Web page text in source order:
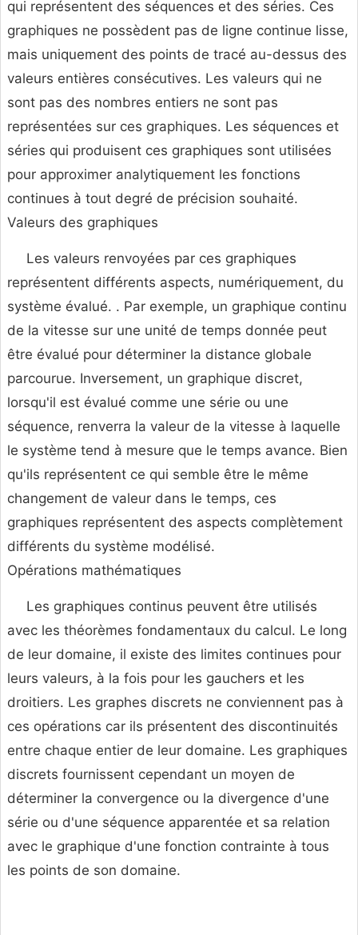
qui représentent des séquences et des séries. Ces
graphiques ne possèdent pas de ligne continue lisse,
mais uniquement des points de tracé au-dessus des
valeurs entières consécutives. Les valeurs qui ne
sont pas des nombres entiers ne sont pas
représentées sur ces graphiques. Les séquences et
séries qui produisent ces graphiques sont utilisées
pour approximer analytiquement les fonctions
continues à tout degré de précision souhaité.
Valeurs des graphiques
Les valeurs renvoyées par ces graphiques
représentent différents aspects, numériquement, du
système évalué. . Par exemple, un graphique continu
de la vitesse sur une unité de temps donnée peut
être évalué pour déterminer la distance globale
parcourue. Inversement, un graphique discret,
lorsqu'il est évalué comme une série ou une
séquence, renverra la valeur de la vitesse à laquelle
le système tend à mesure que le temps avance. Bien
qu'ils représentent ce qui semble être le même
changement de valeur dans le temps, ces
graphiques représentent des aspects complètement
différents du système modélisé.
Opérations mathématiques
Les graphiques continus peuvent être utilisés
avec les théorèmes fondamentaux du calcul. Le long
de leur domaine, il existe des limites continues pour
leurs valeurs, à la fois pour les gauchers et les
droitiers. Les graphes discrets ne conviennent pas à
ces opérations car ils présentent des discontinuités
entre chaque entier de leur domaine. Les graphiques
discrets fournissent cependant un moyen de
déterminer la convergence ou la divergence d'une
série ou d'une séquence apparentée et sa relation
avec le graphique d'une fonction contrainte à tous
les points de son domaine.